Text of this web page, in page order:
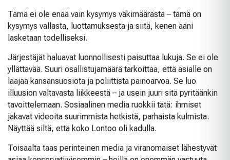
Tämä ei ole enää vain kysymys väkimäärästä – tämä on
kysymys vallasta, luottamuksesta ja siitä, kenen ääni
lasketaan todelliseksi.
Järjestäjät haluavat luonnollisesti paisuttaa lukuja. Se ei ole
yllättävää. Suuri osallistujamäärä tarkoittaa, että asialle on
laajaa kansansuosiota ja poliittista painoarvoa. Se luo
illuusion valtavasta liikkeestä – ja usein juuri sitä pyritäänkin
tavoittelemaan. Sosiaalinen media ruokkii tätä: ihmiset
jakavat videoita suurimmista hetkistä, parhaista kulmista.
Näyttää siltä, että koko Lontoo oli kadulla.
Toisaalta taas perinteinen media ja viranomaiset lähestyvät